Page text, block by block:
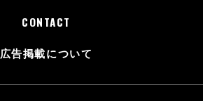
CONTACT
広告掲載について